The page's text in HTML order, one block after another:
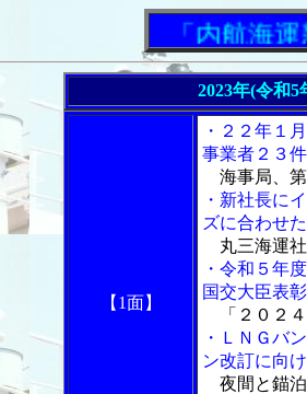
「内航海運新
2023年(令和
【1面】
・２２年１
事業者２３
海事局、第
・新社長に
ズに合わせ
丸三海運
・令和５年
国交大臣表彰
「２０２
・ＬＮＧバ
ン改訂に向
夜間と錨泊